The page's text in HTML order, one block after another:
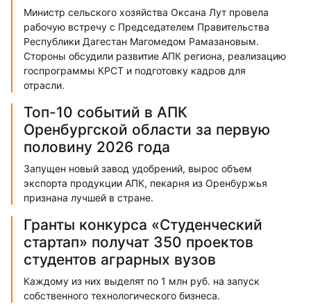
Министр сельского хозяйства Оксана Лут провела
рабочую встречу с Председателем Правительства
Республики Дагестан Магомедом Рамазановым.
Стороны обсудили развитие АПК региона, реализацию
госпрограммы КРСТ и подготовку кадров для
отрасли.
Топ-10 событий в АПК
Оренбургской области за первую
половину 2026 года
Запущен новый завод удобрений, вырос объем
экспорта продукции АПК, пекарня из Оренбуржья
признана лучшей в стране.
Гранты конкурса «Студенческий
стартап» получат 350 проектов
студентов аграрных вузов
Каждому из них выделят по 1 млн руб. на запуск
собственного технологического бизнеса.